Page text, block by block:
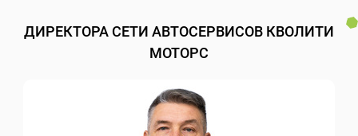
ДИРЕКТОРА СЕТИ АВТОСЕРВИСОВ КВОЛИТИ
МОТОРС